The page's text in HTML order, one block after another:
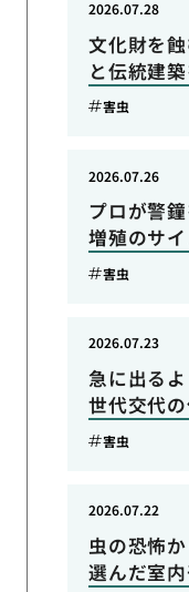
文化財を
と伝統建
2026.07.28
害虫
プロが警
増殖のサ
2026.07.26
害虫
急に出る
世代交代
2026.07.23
害虫
虫の恐怖
選んだ室
2026.07.22